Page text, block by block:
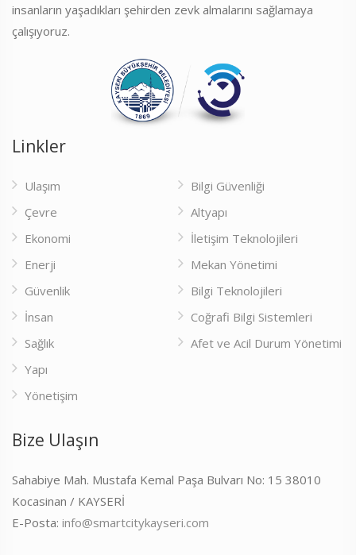
insanların yaşadıkları şehirden zevk almalarını sağlamaya
çalışıyoruz.
Linkler
Ulaşım
Çevre
Ekonomi
Enerji
Güvenlik
İnsan
Sağlık
Yapı
Yönetişim
Bilgi Güvenliği
Altyapı
İletişim Teknolojileri
Mekan Yönetimi
Bilgi Teknolojileri
Coğrafi Bilgi Sistemleri
Afet ve Acil Durum Yönetimi
Bize Ulaşın
Sahabiye Mah. Mustafa Kemal Paşa Bulvarı No: 15 38010
Kocasinan / KAYSERİ
E-Posta: info@smartcitykayseri.com